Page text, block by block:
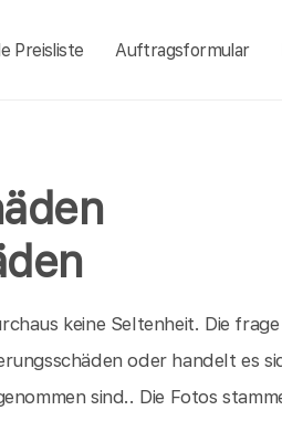
Preisliste Auftragsformular
keine Seltenheit. Die frage
oder handelt es
sind.. Die Fotos